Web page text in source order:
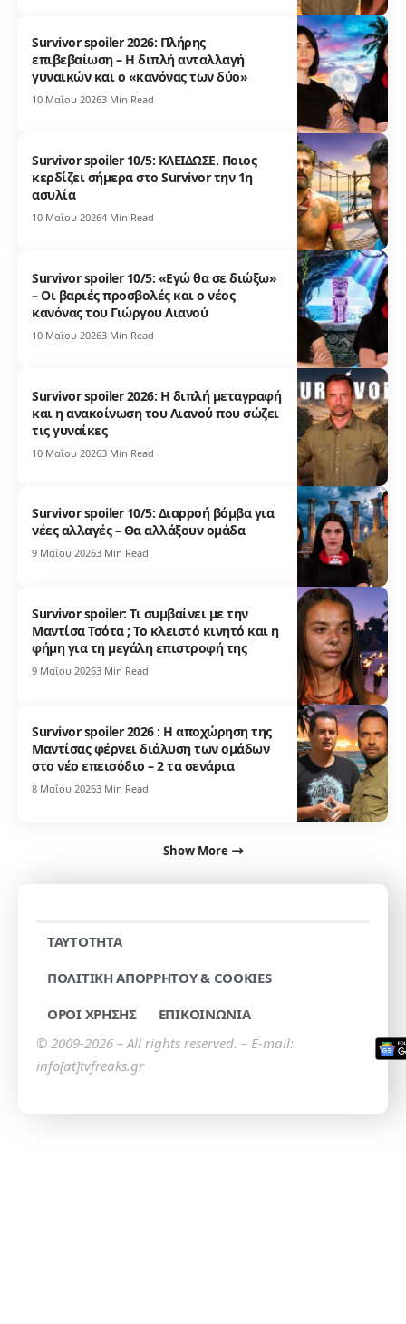
Survivor spoiler 2026: Πλήρης
επιβεβαίωση – Η διπλή ανταλλαγή
γυναικών και ο «κανόνας των δύο»
10 Μαΐου 20263 Min Read
Survivor spoiler 10/5: ΚΛΕΙΔΩΣΕ. Ποιος
κερδίζει σήμερα στο Survivor την 1η
ασυλία
10 Μαΐου 20264 Min Read
Survivor spoiler 10/5: «Εγώ θα σε διώξω»
– Οι βαριές προσβολές και ο νέος
κανόνας του Γιώργου Λιανού
10 Μαΐου 20263 Min Read
Survivor spoiler 2026: Η διπλή μεταγραφή
και η ανακοίνωση του Λιανού που σώζει
τις γυναίκες
10 Μαΐου 20263 Min Read
Survivor spoiler 10/5: Διαρροή βόμβα για
νέες αλλαγές – Θα αλλάξουν ομάδα
9 Μαΐου 20263 Min Read
Survivor spoiler: Τι συμβαίνει με την
Μαντίσα Τσότα ; Το κλειστό κινητό και η
φήμη για τη μεγάλη επιστροφή της
9 Μαΐου 20263 Min Read
Survivor spoiler 2026 : Η αποχώρηση της
Μαντίσας φέρνει διάλυση των ομάδων
στο νέο επεισόδιο – 2 τα σενάρια
8 Μαΐου 20263 Min Read
Show More
TAYTOTHTA
ΠΟΛΙΤΙΚΗ ΑΠΟΡΡΗΤΟΥ & COOKIES
ΟΡΟΙ ΧΡΗΣΗΣ
ΕΠΙΚΟΙΝΩΝΙΑ
© 2009-2026 – All rights reserved. – E-mail:
info[at]tvfreaks.gr